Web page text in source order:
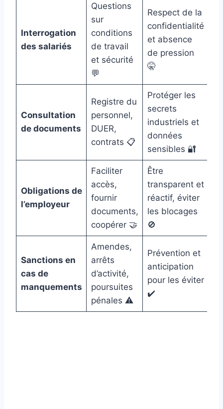
Interrogation
des salariés
Questions
sur
conditions
de travail
et sécurité
💬
Respect de la
confidentialité
et absence
de pression
🤫
Consultation
de documents
Registre du
personnel,
DUER,
contrats 📋
Protéger les
secrets
industriels et
données
sensibles 🔐
Obligations de
l’employeur
Faciliter
accès,
fournir
documents,
coopérer 🤝
Être
transparent et
réactif, éviter
les blocages
🚫
Sanctions en
cas de
manquements
Amendes,
arrêts
d’activité,
poursuites
pénales ⚠️
Prévention et
anticipation
pour les éviter
✔️